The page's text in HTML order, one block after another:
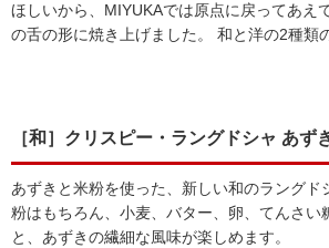
ほしいから、MIYUKAでは原点に戻ってあえ
の舌の形に焼き上げました。 和と洋の2種類
［和］クリスピー・ラングドシャ あず
あずきと米粉を使った、新しい和のラングド
粉はもちろん、小麦、バター、卵、てんさい
と、あずきの繊細な風味が楽しめます。